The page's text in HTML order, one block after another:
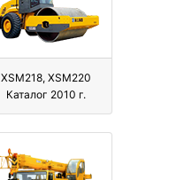
XSM218, XSM220
Каталог 2010 г.